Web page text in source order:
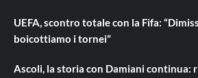
UEFA, scontro totale con la Fifa:
boicottiamo i tornei”
Ascoli, la storia con Damiani continua: